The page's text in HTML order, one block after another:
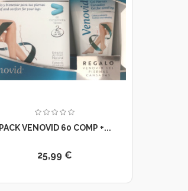
PACK VENOVID 60 COMP +...
25,99 €